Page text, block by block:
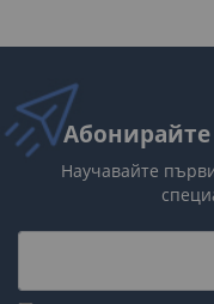
Научавайте